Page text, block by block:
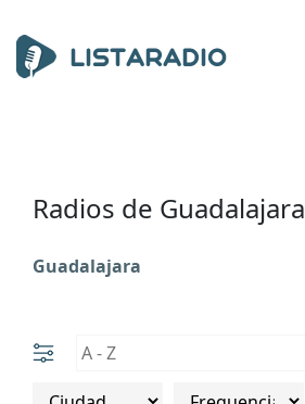
Radios de Guadalajara
Guadalajara